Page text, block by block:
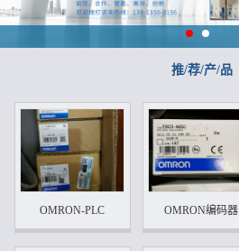
推/荐/产/品
OMRON-PLC OMRON编码器